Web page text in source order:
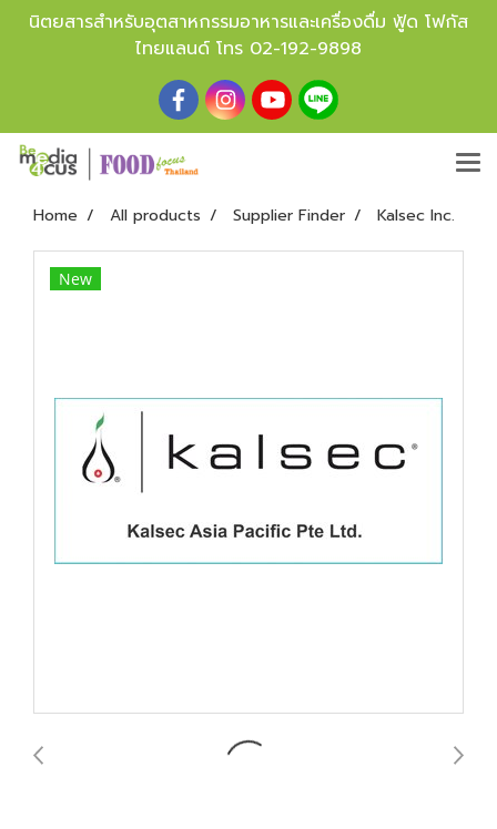
นิตยสารสำหรับอุตสาหกรรมอาหารและเครื่องดื่ม ฟู้ด โฟกัส
ไทยแลนด์ โทร 02-192-9898
Home All products Supplier Finder Kalsec Inc.
New